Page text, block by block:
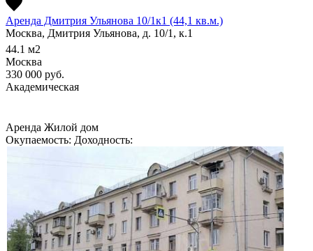
Аренда Дмитрия Ульянова 10/1к1 (44,1 кв.м.)
Москва, Дмитрия Ульянова, д. 10/1, к.1
44.1 м2
Москва
330 000 руб.
Академическая
Аренда Жилой дом
Окупаемость: Доходность: